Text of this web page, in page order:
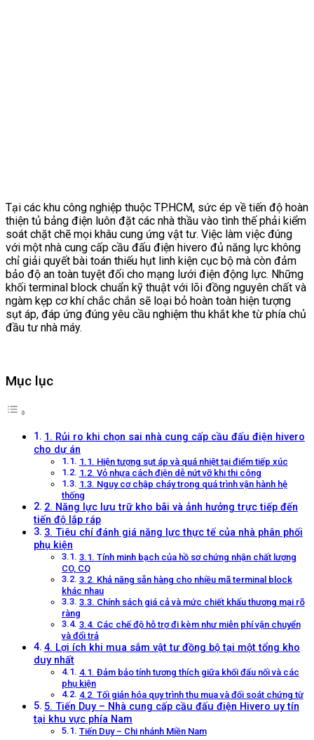
Tại các khu công nghiệp thuộc TP.HCM, sức ép về tiến độ hoàn
thiện tủ bảng điện luôn đặt các nhà thầu vào tình thế phải kiểm
soát chặt chẽ mọi khâu cung ứng vật tư. Việc làm việc đúng
với một nhà cung cấp cầu đấu điện hivero đủ năng lực không
chỉ giải quyết bài toán thiếu hụt linh kiện cục bộ mà còn đảm
bảo độ an toàn tuyệt đối cho mạng lưới điện động lực. Những
khối terminal block chuẩn kỹ thuật với lõi đồng nguyên chất và
ngàm kẹp cơ khí chắc chắn sẽ loại bỏ hoàn toàn hiện tượng
sụt áp, đáp ứng đúng yêu cầu nghiệm thu khắt khe từ phía chủ
đầu tư nhà máy.
Mục lục
1. Rủi ro khi chọn sai nhà cung cấp cầu đấu điện hivero
cho dự án
1.1. Hiện tượng sụt áp và quá nhiệt tại điểm tiếp xúc
1.2. Vỏ nhựa cách điện dễ nứt vỡ khi thi công
1.3. Nguy cơ chập cháy trong quá trình vận hành hệ
thống
2. Năng lực lưu trữ kho bãi và ảnh hưởng trực tiếp đến
tiến độ lắp ráp
3. Tiêu chí đánh giá năng lực thực tế của nhà phân phối
phụ kiện
3.1. Tính minh bạch của hồ sơ chứng nhận chất lượng
CO, CQ
3.2. Khả năng sẵn hàng cho nhiều mã terminal block
khác nhau
3.3. Chính sách giá cả và mức chiết khấu thương mại rõ
ràng
3.4. Các chế độ hỗ trợ đi kèm như miễn phí vận chuyển
và đổi trả
4. Lợi ích khi mua sắm vật tư đồng bộ tại một tổng kho
duy nhất
4.1. Đảm bảo tính tương thích giữa khối đấu nối và các
phụ kiện
4.2. Tối giản hóa quy trình thu mua và đối soát chứng từ
5. Tiến Duy – Nhà cung cấp cầu đấu điện Hivero uy tín
tại khu vực phía Nam
Tiến Duy – Chi nhánh Miền Nam